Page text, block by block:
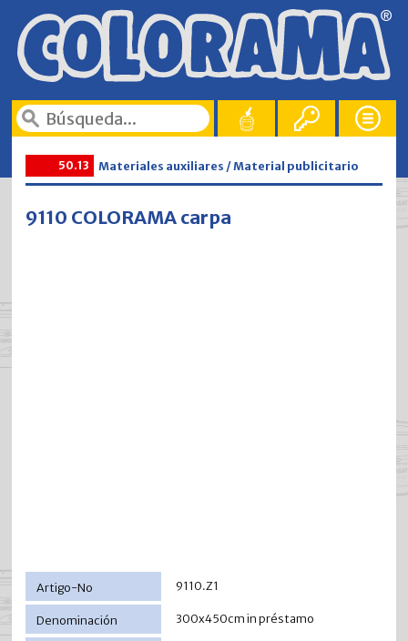
50.13 Materiales auxiliares / Material publicitario
9110 COLORAMA carpa
9110.Z1
300x450cm in préstamo